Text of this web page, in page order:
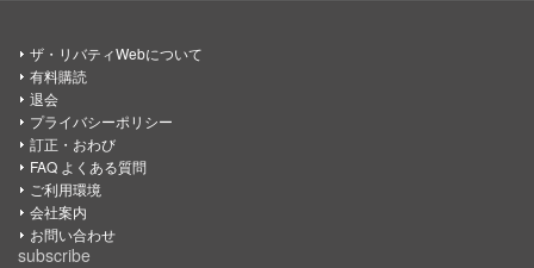
ザ・リバティWebについて
有料購読
退会
プライバシーポリシー
訂正・おわび
FAQ よくある質問
ご利用環境
会社案内
お問い合わせ
subscribe